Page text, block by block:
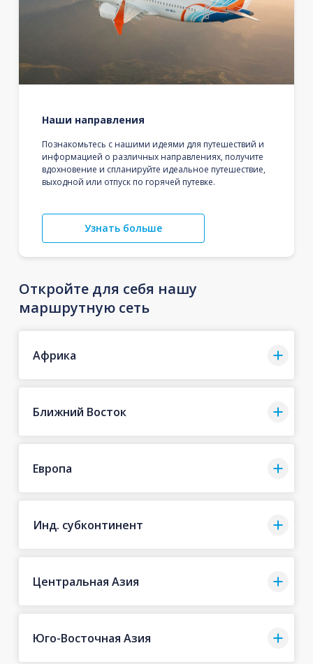
Наши направления
Познакомьтесь с нашими идеями для путешествий и
информацией о различных направлениях, получите
вдохновение и спланируйте идеальное путешествие,
выходной или отпуск по горячей путевке.
Узнать больше
Откройте для себя нашу
маршрутную сеть
Африка
Ближний Восток
Европа
Инд. субконтинент
Центральная Азия
Юго-Восточная Азия